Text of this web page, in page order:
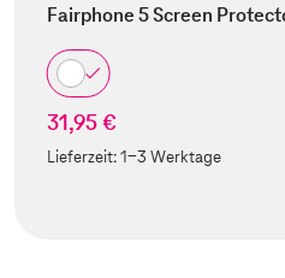
Fairphone 5 Screen
31,95 €
Lieferzeit:1-3 Werktage